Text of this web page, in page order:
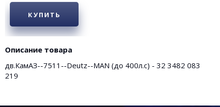
КУПИТЬ
Описание товара
дв.КамАЗ--7511--Deutz--MAN (до 400л.с) - 32 3482 083
219